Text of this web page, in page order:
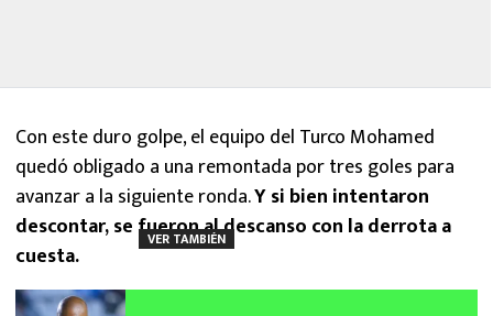
Con este duro golpe, el equipo del Turco Mohamed
quedó obligado a una remontada por tres goles para
avanzar a la siguiente ronda.Y si bien intentaron
descontar, se fueron al descanso con la derrota a
cuesta.
VER TAMBIÉN